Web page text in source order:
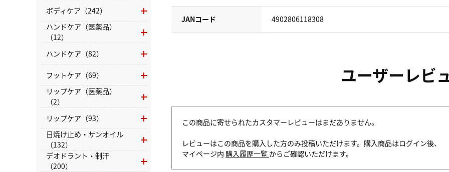
JANコード 4902806118308
ユーザーレビ
この商品に寄せられたカスタマーレビューはまだありません。
レビューはこの商品を購入した方のみ投稿いただけます。購入商品はログイン後、
マイページ内 購入履歴一覧 からご確認いただけます。
ボディケア（242）
ハンドケア（医薬品）
（12）
ハンドケア（82）
フットケア（69）
リップケア（医薬品）
（2）
リップケア（93）
日焼け止め・サンオイル
（132）
デオドラント・制汗
（200）